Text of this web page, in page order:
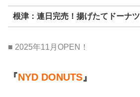
根津：連日完売！揚げたてドーナツ
■ 2025年11月OPEN！
『NYD DONUTS』